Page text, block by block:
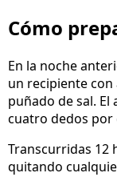
Cómo
En la noche
un recipiente
puñado de sal.
cuatro dedos por
Transcurridas 12
quitando